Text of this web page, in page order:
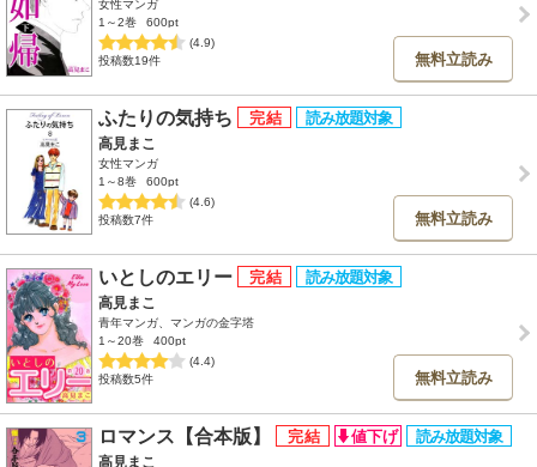
女性マンガ
1～2巻
600pt
(4.9)
投稿数19件
無料立読み
ふたりの気持ち
高見まこ
女性マンガ
1～8巻
600pt
(4.6)
投稿数7件
無料立読み
いとしのエリー
高見まこ
青年マンガ、マンガの金字塔
1～20巻
400pt
(4.4)
投稿数5件
無料立読み
ロマンス【合本版】
高見まこ